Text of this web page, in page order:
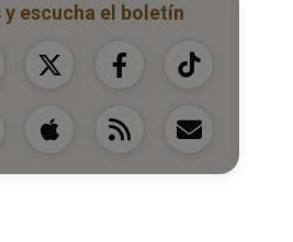
y escucha el boletín